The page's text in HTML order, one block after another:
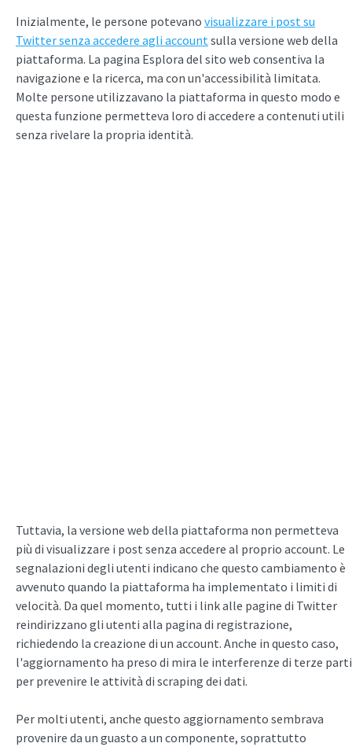
Inizialmente, le persone potevano visualizzare i post su
Twitter senza accedere agli account sulla versione web della
piattaforma. La pagina Esplora del sito web consentiva la
navigazione e la ricerca, ma con un'accessibilità limitata.
Molte persone utilizzavano la piattaforma in questo modo e
questa funzione permetteva loro di accedere a contenuti utili
senza rivelare la propria identità.
Tuttavia, la versione web della piattaforma non permetteva
più di visualizzare i post senza accedere al proprio account. Le
segnalazioni degli utenti indicano che questo cambiamento è
avvenuto quando la piattaforma ha implementato i limiti di
velocità. Da quel momento, tutti i link alle pagine di Twitter
reindirizzano gli utenti alla pagina di registrazione,
richiedendo la creazione di un account. Anche in questo caso,
l'aggiornamento ha preso di mira le interferenze di terze parti
per prevenire le attività di scraping dei dati.
Per molti utenti, anche questo aggiornamento sembrava
provenire da un guasto a un componente, soprattutto